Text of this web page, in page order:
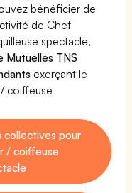
bénéficier de
de Chef
spectacle,
Mutuelles TNS
exerçant le
coiffeuse
collectives pour
/ coiffeuse